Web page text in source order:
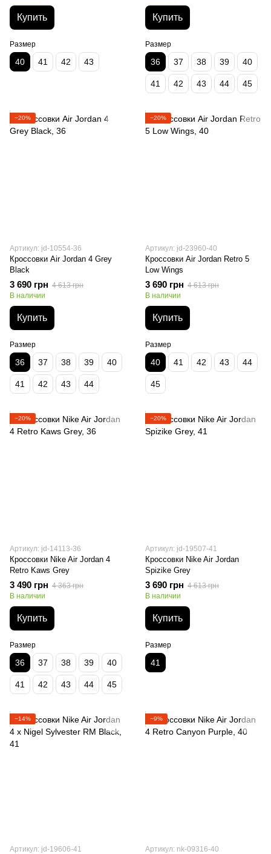
Купить
Размер
40 41 42 43
Купить
Размер
36 37 38 39 40
41 42 43 44 45
−20%
Артикул: jd-10554-36
Кроссовки Air Jordan 4 Grey
Black
3 690 грн 4 613 грн
В наличии
Купить
Размер
36 37 38 39 40
41 42 43 44
−20%
Артикул: jd-23960-40
Кроссовки Air Jordan Retro 5
Low Wings
3 690 грн 4 613 грн
В наличии
Купить
Размер
40 41 42 43 44
45
−20%
Артикул: jd-14113-36
Кроссовки Nike Air Jordan 4
Retro Kaws Grey
3 490 грн 4 363 грн
В наличии
Купить
Размер
36 37 38 39 40
41 42 43 44 45
−20%
Артикул: jd-19507-41
Кроссовки Nike Air Jordan
Spizike Grey
3 690 грн 4 613 грн
В наличии
Купить
Размер
41
−14%
Артикул: jd-19606-41
−9%
Артикул: nk-09316-40